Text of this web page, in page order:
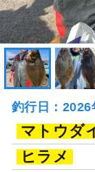
釣行日：2026
マトウダ
ヒラメ